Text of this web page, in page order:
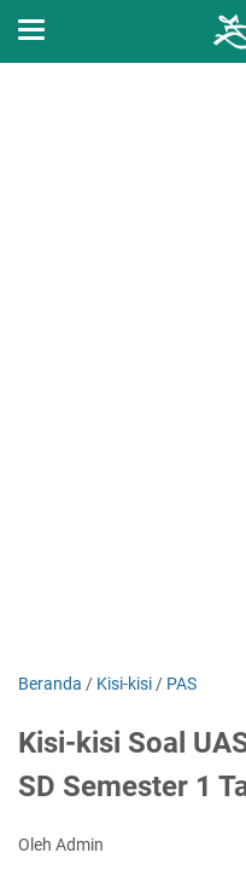
Beranda / Kisi-kisi / PAS
Kisi-kisi Soal
SD Semester 1
Oleh Admin